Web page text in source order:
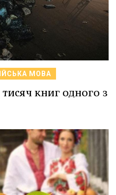
МОВА
книг одного з